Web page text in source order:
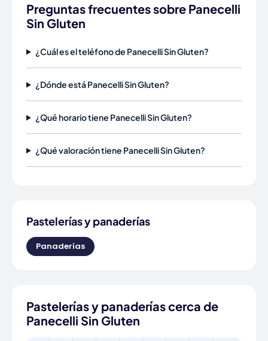
Preguntas frecuentes sobre Panecelli
Sin Gluten
¿Cuál es el teléfono de Panecelli Sin Gluten?
¿Dónde está Panecelli Sin Gluten?
¿Qué horario tiene Panecelli Sin Gluten?
¿Qué valoración tiene Panecelli Sin Gluten?
Pastelerías y panaderías
Panaderías
Pastelerías y panaderías cerca de
Panecelli Sin Gluten